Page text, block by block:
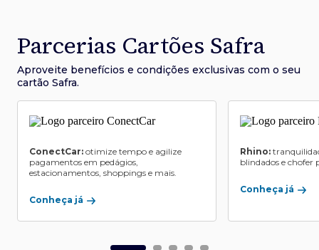
Parcerias Cartões Safra
Aproveite benefícios e condições exclusivas com o seu
cartão Safra.
ConectCar: otimize tempo e agilize
pagamentos em pedágios,
estacionamentos, shoppings e mais.
Conheça já
Rhino:
blindados e chofer
Conheça já